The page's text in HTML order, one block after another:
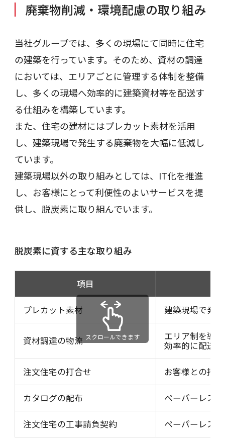
廃棄物削減・環境配慮の取り組み
当社グループでは、多くの現場にて同時に住宅
の建築を行っています。そのため、資材の調達
においては、エリアごとに管理する体制を整備
し、多くの現場へ効率的に建築資材等を配送す
る仕組みを構築しています。
また、住宅の建材にはプレカット素材を活用
し、建築現場で発生する廃棄物を大幅に低減し
ています。
建築現場以外の取り組みとしては、IT化を推進
し、お客様にとって利便性のよいサービスを提
供し、脱炭素に取り組んでいます。
脱炭素に資する主な取り組み
項目
プレカット素材 建築現場で発
資材調達の物流 エリア制を導
効率的に配送
注文住宅の打合せ お客様との打
カタログの配布 ペーパーレス化
注文住宅の工事請負契約 ペーパーレス化
スクロールできます